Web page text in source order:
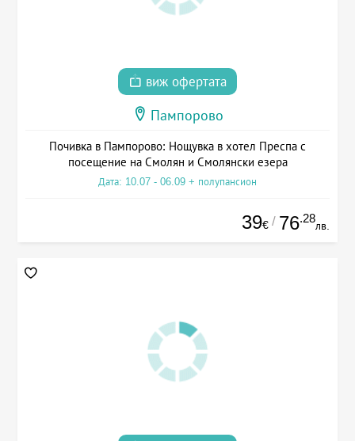
виж офертата
Пампорово
Почивка в Пампорово: Нощувка в хотел Преспа с
посещение на Смолян и Смолянски езера
Дата: 10.07 - 06.09 + полупансион
39€ / 76.28
лв.